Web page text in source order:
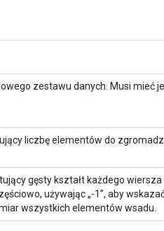
zestawu danych. Musi mieć
liczbę elementów do
gęsty kształt każdego
używając „-1”, aby
wszystkich elementów wsadu.